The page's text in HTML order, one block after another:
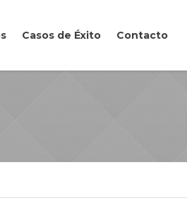
Casos de Éxito Contacto